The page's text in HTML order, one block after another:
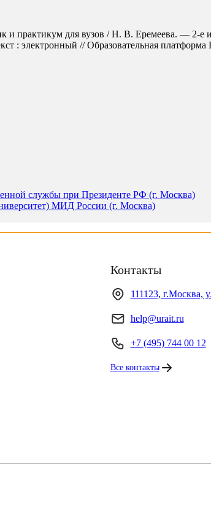
и практикум для вузов / Н. В. Еремеева. —
: электронный // Образовательная
службы при Президенте РФ (г. Москва)
МИД России (г. Москва)
Контакты
111123, г.Москва,
help@urait.ru
+7 (495) 744 00 12
Все контакты